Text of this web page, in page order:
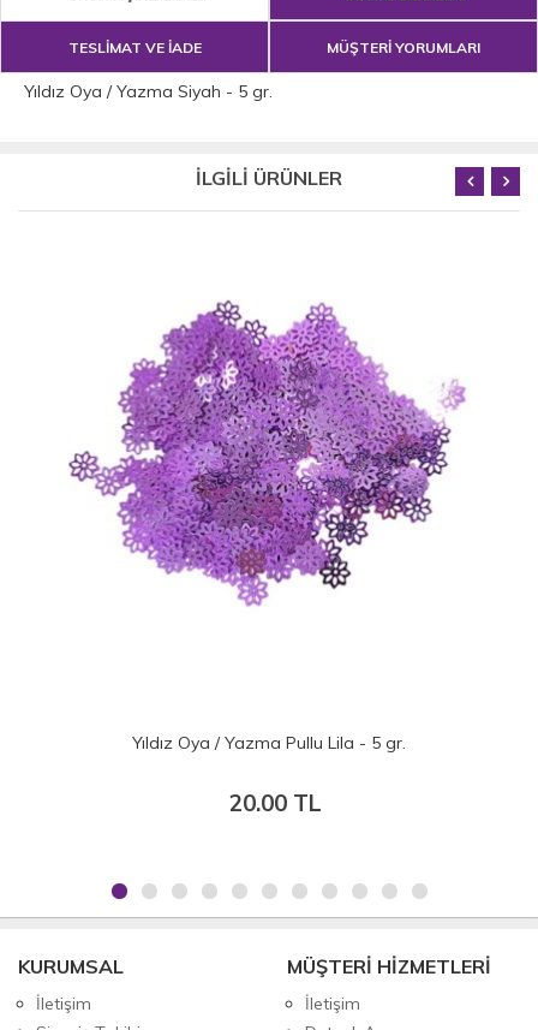
TESLİMAT VE İADE MÜŞTERİ YORUMLARI
Yıldız Oya / Yazma Siyah - 5 gr.
İLGİLİ ÜRÜNLER
Oya / Yazma Pullu Lila - 5 gr.
KURUMSAL
İletişim
MÜŞTERİ HİZMETLERİ
İletişim